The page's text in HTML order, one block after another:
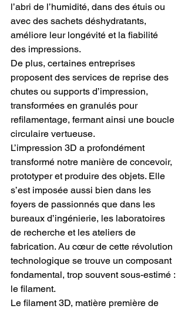
l’abri de l’humidité, dans des étuis ou
avec des sachets déshydratants,
améliore leur longévité et la fiabilité
des impressions.
De plus, certaines entreprises
proposent des services de reprise des
chutes ou supports d’impression,
transformées en granulés pour
refilamentage, fermant ainsi une boucle
circulaire vertueuse.
L’impression 3D a profondément
transformé notre manière de concevoir,
prototyper et produire des objets. Elle
s’est imposée aussi bien dans les
foyers de passionnés que dans les
bureaux d’ingénierie, les laboratoires
de recherche et les ateliers de
fabrication. Au cœur de cette révolution
technologique se trouve un composant
fondamental, trop souvent sous-estimé :
le filament.
Le filament 3D, matière première de